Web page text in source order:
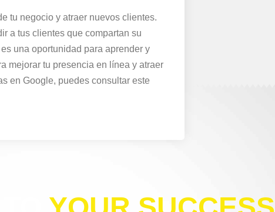
tu negocio y atraer nuevos clientes.
a tus clientes que compartan su
una oportunidad para aprender y
mejorar tu presencia en línea y atraer
en Google, puedes consultar este